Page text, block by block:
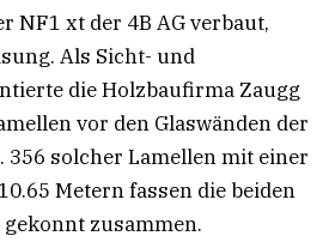
NF1 xt der 4B AG verbaut,
Als Sicht- und
die Holzbaufirma Zaugg
vor den Glaswänden der
356 solcher Lamellen mit einer
Metern fassen die beiden
gekonnt zusammen.